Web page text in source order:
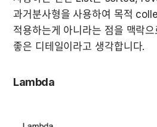
과거분사형을 사용하여 목적
적용하는게 아니라는 점을 맥락
좋은 디테일이라고 생각합니다.
Lambda